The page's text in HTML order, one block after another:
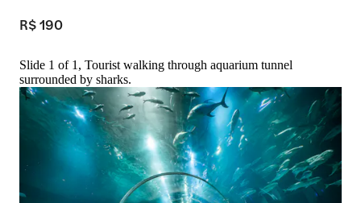
R$ 190
Slide 1 of 1, Tourist walking through aquarium tunnel
surrounded by sharks.